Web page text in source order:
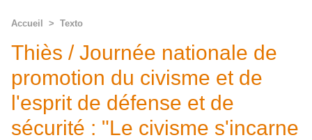
Accueil > Texto
Thiès / Journée nationale de
promotion du civisme et de
l'esprit de défense et de
sécurité : "Le civisme s'incarne